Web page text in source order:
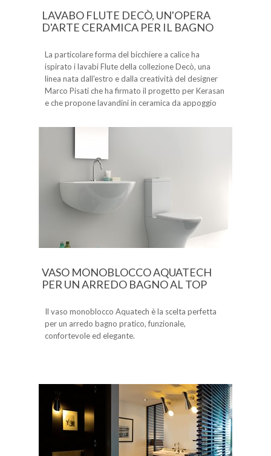
LAVABO FLUTE DECÒ, UN'OPERA
D'ARTE CERAMICA PER IL BAGNO
La particolare forma del bicchiere a calice ha
ispirato i lavabi Flute della collezione Decò, una
linea nata dall'estro e dalla creatività del designer
Marco Pisati che ha firmato il progetto per Kerasan
e che propone lavandini in ceramica da appoggio
VASO MONOBLOCCO AQUATECH
PER UN ARREDO BAGNO AL TOP
Il vaso monoblocco Aquatech è la scelta perfetta
per un arredo bagno pratico, funzionale,
confortevole ed elegante.